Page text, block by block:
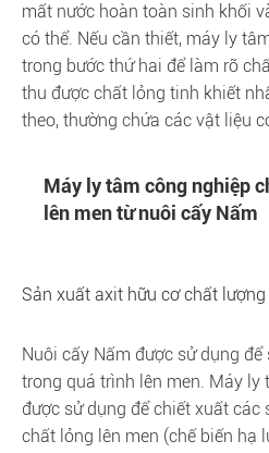
mất nước hoàn toàn sinh khối
có thể. Nếu cần thiết, máy ly
trong bước thứ hai để làm rõ
thu được chất lỏng tinh khiết
theo, thường chứa các vật liệu
Máy ly tâm công nghiệp
lên men từ nuôi cấy Nấm
Sản xuất axit hữu cơ chất
Nuôi cấy Nấm được sử dụng
trong quá trình lên men. Máy ly
được sử dụng để chiết xuất các
chất lỏng lên men (chế biến hạ